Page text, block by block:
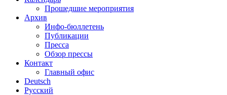
Прошедшие мероприятия
Архив
Инфо-бюллетень
Публикации
Пресса
Обзор прессы
Контакт
Главный офис
Deutsch
Русский